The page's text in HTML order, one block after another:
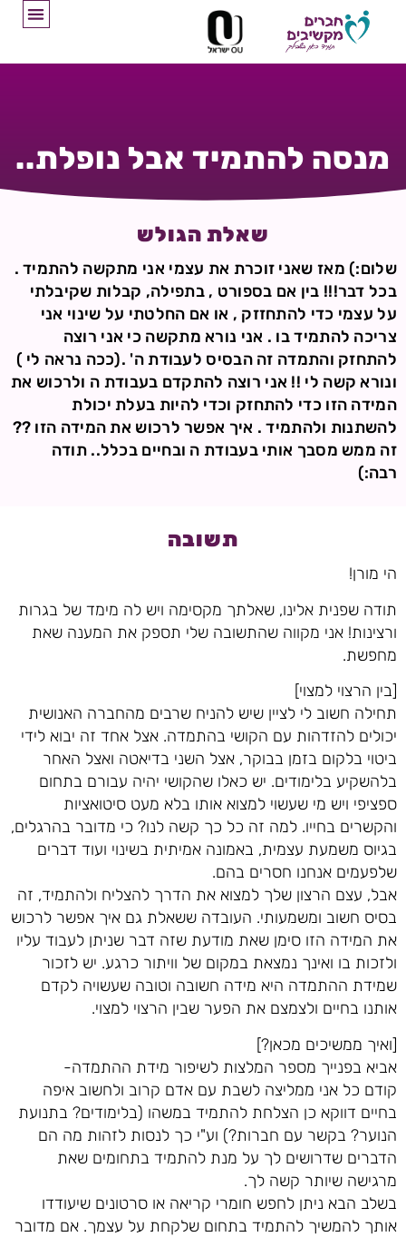
מנסה להתמיד אבל נופלת..
שאלת הגולש
שלום:) מאז שאני זוכרת את עצמי אני מתקשה להתמיד .
בכל דבר!!! בין אם בספורט , בתפילה, קבלות שקיבלתי
על עצמי כדי להתחזזק , או אם החלטתי על שינוי אני
צריכה להתמיד בו . אני נורא מתקשה כי אני רוצה
להתחזק והתמדה זה הבסיס לעבודת ה' .(ככה נראה לי )
ונורא קשה לי !! אני רוצה להתקדם בעבודת ה ולרכוש את
המידה הזו כדי להתחזק וכדי להיות בעלת יכולת
להשתנות ולהתמיד . איך אפשר לרכוש את המידה הזו ??
זה ממש מסבך אותי בעבודת ה ובחיים בכלל.. תודה
רבה:)
תשובה
הי מורן!
תודה שפנית אלינו, שאלתך מקסימה ויש לה מימד של בגרות
ורצינות! אני מקווה שהתשובה שלי תספק את המענה שאת
מחפשת.
[בין הרצוי למצוי]
תחילה חשוב לי לציין שיש להניח שרבים מהחברה האנושית
יכולים להזדהות עם הקושי בהתמדה. אצל אחד זה יבוא לידי
ביטוי בלקום בזמן בבוקר, אצל השני בדיאטה ואצל האחר
בלהשקיע בלימודים. יש כאלו שהקושי יהיה עבורם בתחום
ספציפי ויש מי שעשוי למצוא אותו בלא מעט סיטואציות
והקשרים בחייו. למה זה כל כך קשה לנו? כי מדובר בהרגלים,
בגיוס משמעת עצמית, באמונה אמיתית בשינוי ועוד דברים
שלפעמים אנחנו חסרים בהם.
אבל, עצם הרצון שלך למצוא את הדרך להצליח ולהתמיד, זה
בסיס חשוב ומשמעותי. העובדה ששאלת גם איך אפשר לרכוש
את המידה הזו סימן שאת מודעת שזה דבר שניתן לעבוד עליו
ולזכות בו ואינך נמצאת במקום של וויתור כרגע. יש לזכור
שמידת ההתמדה היא מידה חשובה וטובה שעשויה לקדם
אותנו בחיים ולצמצם את הפער שבין הרצוי למצוי.
[ואיך ממשיכים מכאן?]
אביא בפנייך מספר המלצות לשיפור מידת ההתמדה-
קודם כל אני ממליצה לשבת עם אדם קרוב ולחשוב איפה
בחיים דווקא כן הצלחת להתמיד במשהו (בלימודים? בתנועת
הנוער? בקשר עם חברות?) וע"י כך לנסות לזהות מה הם
הדברים שדרושים לך על מנת להתמיד בתחומים שאת
מרגישה שיותר קשה לך.
בשלב הבא ניתן לחפש חומרי קריאה או סרטונים שיעודדו
אותך להמשיך להתמיד בתחום שלקחת על עצמך. אם מדובר